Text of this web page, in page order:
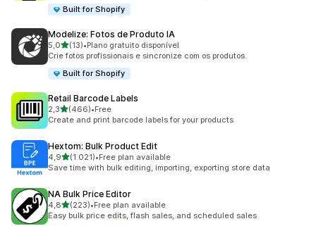
Built for Shopify
Modelize: Fotos de Produto IA
5,0de 5 estrelas
(13)
13 total de avaliações
•Plano gratuito disponível
Crie fotos profissionais e sincronize com os produtos.
Built for Shopify
Retail Barcode Labels
2,3de 5 estrelas
(466)
466 total de avaliações
•Free
Create and print barcode labels for your products
Hextom: Bulk Product Edit
4,9de 5 estrelas
(1.021)
1021 total de avaliações
•Free plan available
Save time with bulk editing, importing, exporting store data
NA Bulk Price Editor
4,8de 5 estrelas
(223)
223 total de avaliações
•Free plan available
Easy bulk price edits, flash sales, and scheduled sales